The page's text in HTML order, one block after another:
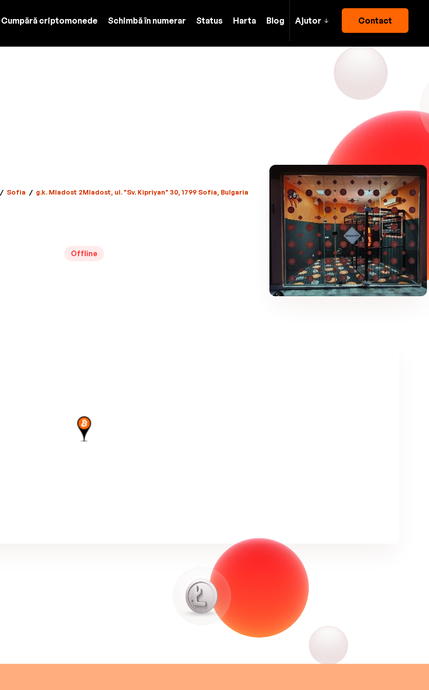
Cumpără criptomonede Schimbă în numerar Status Harta Blog Ajutor Contact
/ Sofia / g.k. Mladost 2Mladost, ul. "Sv. Kipriyan" 30, 1799 Sofia, Bulgaria
Offline